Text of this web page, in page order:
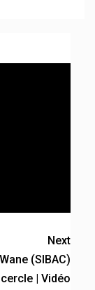
Next
(SIBAC)
| Vidéo